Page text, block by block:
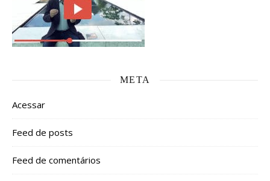
META
Acessar
Feed de posts
Feed de comentários